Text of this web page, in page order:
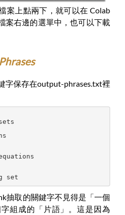
案上點兩下，就可以在 Colab
案右邊的選單中，也可以下載
字保存在output-phrases.txt裡
set
抽取的關鍵字不見得是「一個
組成的「片語」。這是因為